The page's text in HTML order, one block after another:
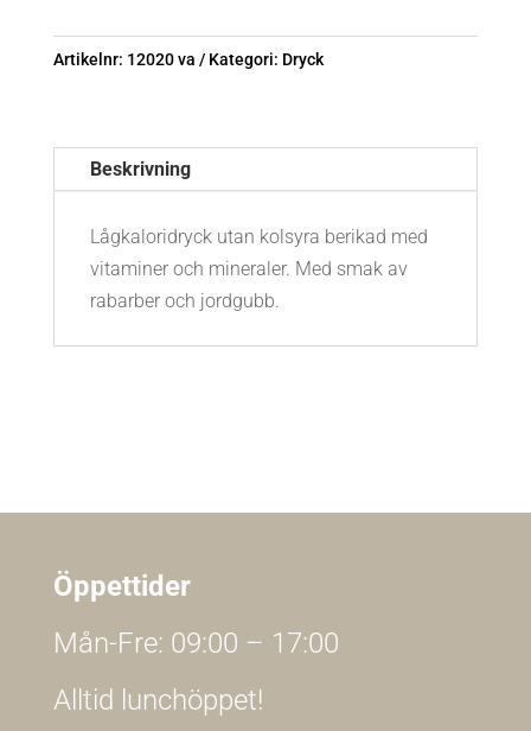
Artikelnr: 12020 va Kategori: Dryck
Beskrivning
Lågkaloridryck utan kolsyra berikad med
vitaminer och mineraler. Med smak av
rabarber och jordgubb.
Öppettider
Mån-Fre: 09:00 – 17:00
Alltid lunchöppet!